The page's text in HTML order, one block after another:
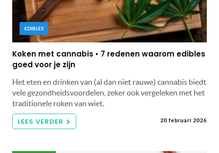
EDIBLES
Koken met cannabis • 7 redenen waarom edibles
goed voor je zijn
Het eten en drinken van (al dan niet rauwe) cannabis biedt
vele gezondheidsvoordelen, zeker ook vergeleken met het
traditionele roken van wiet.
LEES VERDER 20 februari 2026